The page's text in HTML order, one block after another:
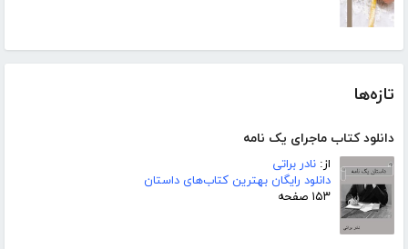
تازه‌ها
دانلود کتاب ماجرای یک نامه
از: نادر براتی
دانلود رایگان بهترین کتاب‌های داستان
۱۵۳ صفحه